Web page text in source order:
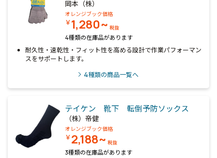
岡本（株）
オレンジブック価格
￥1,280~ 税抜
4種類の在庫品があります
耐久性・速乾性・フィット性を高める設計で作業パフォーマン
スをサポートします。
4種類の商品一覧へ
テイケン 靴下 転倒予防ソックス
（株）帝健
オレンジブック価格
￥2,188~ 税抜
3種類の在庫品があります